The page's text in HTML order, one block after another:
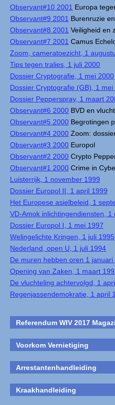
Observant#10 2001 Europa
Observant#9 2001 Burenruzie
Observant#8 2001 Veiligheid en
Observant#7 2001 Camus
Zoom, cameratoezicht, 1
Tips tegen tralies, 1 juli 2000
Dossier Cryptografie, 1 mei 2000
Dossier Cryptografie (GB), 1 mei
Dossier Pepperspray, 1 maart
Observant#6 2000 BVD en
Observant#5 2000 Begrotingen
Observant#4 2000 Zoom:
Observant#3 2000 Europol
Observant#2 2000 Crypto
Observant#1 2000 Crime in
Luisterrijk, 1 november 1999
Dossier Europol II, 1 april 1999
Het Europese asielbeleid, 1
VD-Amok inlichtingendiensten, 1
Dossier Europol I, 1 mei 1997
Welingelichte Kringen, 1 juli 1995
Nederland, open U, 1 juli 1994
De muren hebben oren 1 januari
Opening van Zaken, 1 maart
De vluchteling achtervolgd, 1
Regenjassendemokratie, 1 april
Referendum WIV 2017
Voorkom Vernietiging
Arrestantenhandleiding
Kraakhandleiding